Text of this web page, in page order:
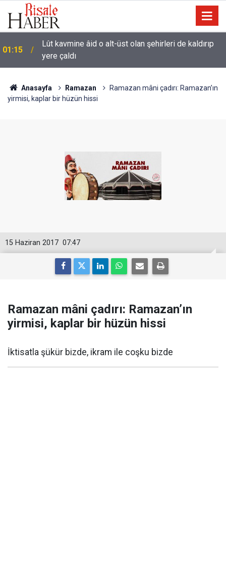
01:15
Lût kavmine âid o alt-üst olan şehirleri de kaldırıp
00:01
Kâinat, bütün âlemleriyle o cilve ile hayattar ve
ziyadardır
Anasayfa Ramazan
Ramazan mâni çadırı: Ramazan’ın
yirmisi, kaplar bir hüzün hissi
07:47
15 Haziran 2017
Ramazan mâni çadırı: Ramazan’ın
yirmisi, kaplar bir hüzün hissi
İktisatla şükür bizde, ikram ile coşku bizde